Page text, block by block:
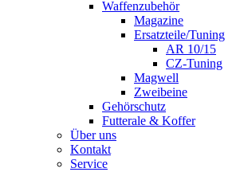
Waffenzubehör
Magazine
Ersatzteile/Tuning
AR 10/15
CZ-Tuning
Magwell
Zweibeine
Gehörschutz
Futterale & Koffer
Über uns
Kontakt
Service